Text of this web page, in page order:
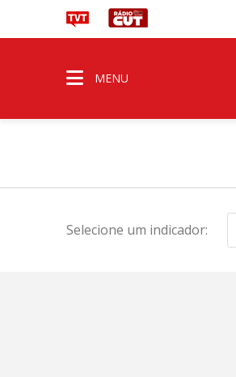
MENU
Selecione um indicador: